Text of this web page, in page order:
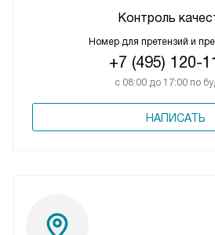
Контроль
Номер для претензий и
+7 (495) 120-
с 08:00 до 17:00 по
НАПИСАТЬ